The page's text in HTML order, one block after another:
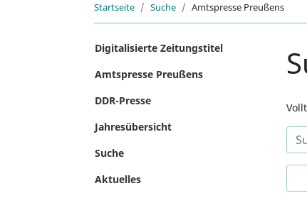
Startseite Suche Amtspresse Preußens
Digitalisierte Zeitungstitel
Amtspresse Preußens
DDR-Presse
Jahresübersicht
Suche
Aktuelles